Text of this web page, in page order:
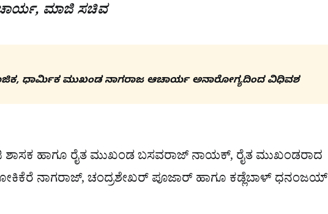
ಮಾಜಿ ಸಚಿವ
ಧಾರ್ಮಿಕ ಮುಖಂಡ ನಾಗರಾಜ ಆಚಾರ್ಯ ಅನಾರೋಗ್ಯದಿಂದ ವಿಧಿವಶ
ಹಾಗೂ ರೈತ ಮುಖಂಡ ಬಸವರಾಜ್ ನಾಯಕ್, ರೈತ ಮುಖಂಡರಾದ
ನಾಗರಾಜ್, ಚಂದ್ರಶೇಖರ್ ಪೂಜಾರ್ ಹಾಗೂ ಕಡ್ಲೆಬಾಳ್ ಧನಂಜಯ್